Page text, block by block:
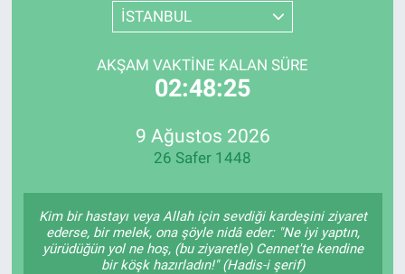
İSTANBUL
AKŞAM VAKTİNE KALAN SÜRE
02:48:25
9 Ağustos 2026
26 Safer 1448
Kim bir hastayı veya Allah için sevdiği kardeşini ziyaret
ederse, bir melek, ona şöyle nidâ eder: "Ne iyi yaptın,
yürüdüğün yol ne hoş, (bu ziyaretle) Cennet'te kendine
bir köşk hazırladın!" (Hadis-i şerif)